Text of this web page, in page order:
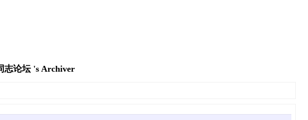
志论坛 's Archiver